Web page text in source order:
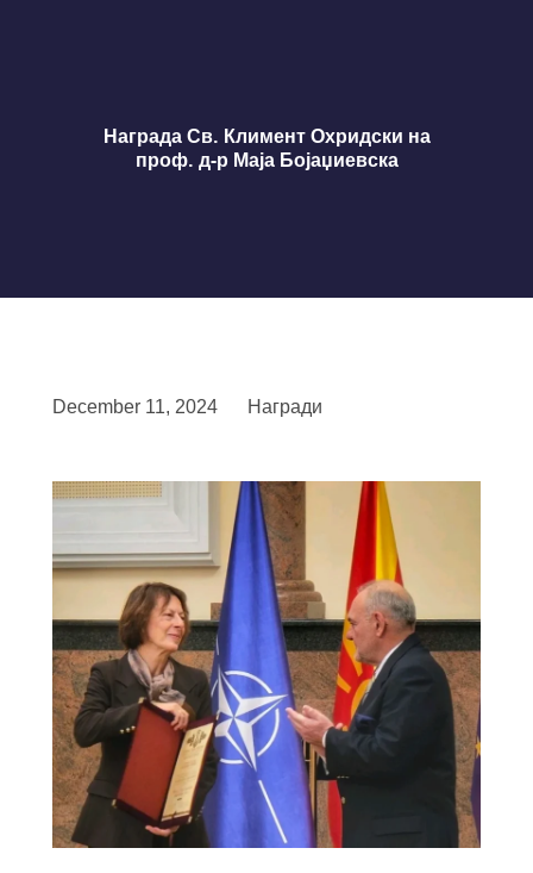
Награда Св. Климент Охридски на
проф. д-р Маја Бојаџиевска
December 11, 2024 Награди